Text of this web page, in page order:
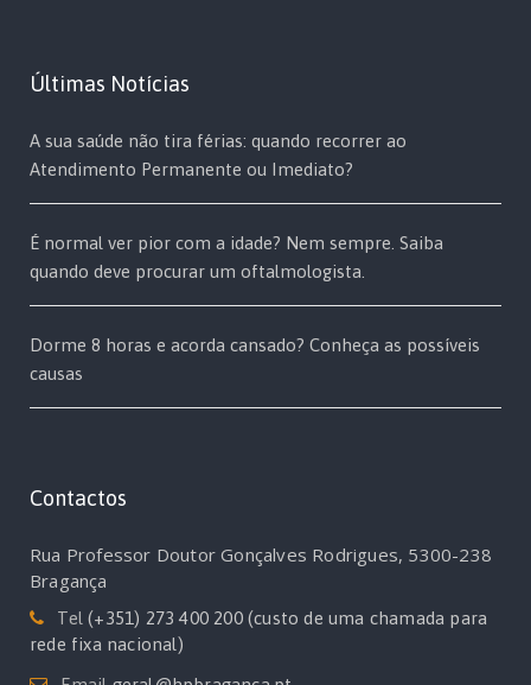
Últimas Notícias
A sua saúde não tira férias: quando recorrer ao
Atendimento Permanente ou Imediato?
É normal ver pior com a idade? Nem sempre. Saiba
quando deve procurar um oftalmologista.
Dorme 8 horas e acorda cansado? Conheça as possíveis
causas
Contactos
Rua Professor Doutor Gonçalves Rodrigues, 5300-238
Bragança
Tel(+351) 273 400 200 (custo de uma chamada para
rede fixa nacional)